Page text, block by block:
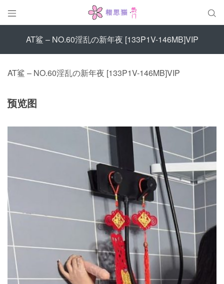
 
AT鲨 – NO.60淫乱の新年夜 [133P1V-146MB]VIP
AT鲨 – NO.60淫乱の新年夜 [133P1V-146MB]VIP
预览图